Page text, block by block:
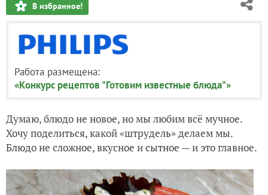
В избранное!
Работа размещена:
«Конкурс рецептов "Готовим известные блюда"»
Думаю, блюдо не новое, но мы любим всё мучное.
Хочу поделиться, какой «штрудель» делаем мы.
Блюдо не сложное, вкусное и сытное — и это главное.